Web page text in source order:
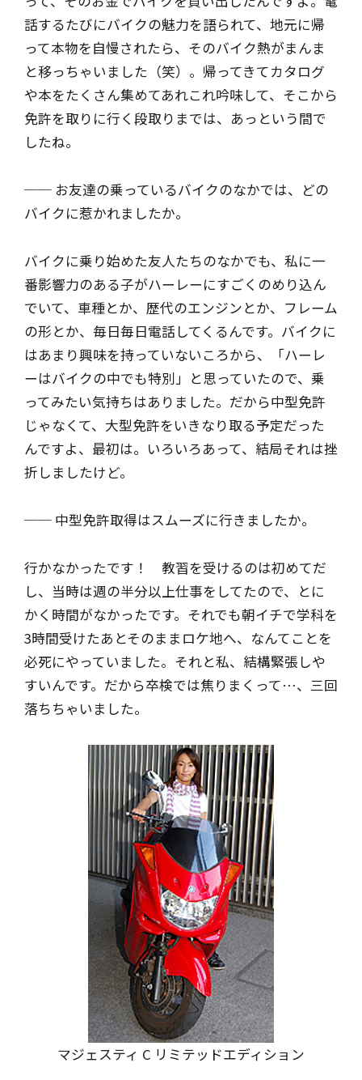
話するたびにバイクの魅力を語られて、地元に帰
って本物を自慢されたら、そのバイク熱がまんま
と移っちゃいました（笑）。帰ってきてカタログ
や本をたくさん集めてあれこれ吟味して、そこから
免許を取りに行く段取りまでは、あっという間で
したね。
── お友達の乗っているバイクのなかでは、どの
バイクに惹かれましたか。
バイクに乗り始めた友人たちのなかでも、私に一
番影響力のある子がハーレーにすごくのめり込ん
でいて、車種とか、歴代のエンジンとか、フレーム
の形とか、毎日毎日電話してくるんです。バイクに
はあまり興味を持っていないころから、「ハーレ
ーはバイクの中でも特別」と思っていたので、乗
ってみたい気持ちはありました。だから中型免許
じゃなくて、大型免許をいきなり取る予定だった
んですよ、最初は。いろいろあって、結局それは挫
折しましたけど。
── 中型免許取得はスムーズに行きましたか。
行かなかったです！ 教習を受けるのは初めてだ
し、当時は週の半分以上仕事をしてたので、とに
かく時間がなかったです。それでも朝イチで学科を
3時間受けたあとそのままロケ地へ、なんてことを
必死にやっていました。それと私、結構緊張しや
すいんです。だから卒検では焦りまくって…、三回
落ちちゃいました。
マジェスティ C リミテッドエディション